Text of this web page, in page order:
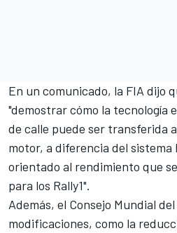
En un comunicado, la FIA dijo
"demostrar cómo la tecnología
de calle puede ser transferida
motor, a diferencia del
orientado al rendimiento que
para los Rally1".
Además, el Consejo Mundial
modificaciones, como la